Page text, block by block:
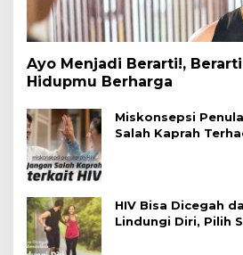
Ayo Menjadi Berarti!,
Hidupmu Berharga
Miskonsepsi
Salah Kaprah
HIV Bisa Dicegah
Lindungi Diri, Pilih